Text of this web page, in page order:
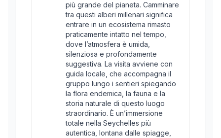
più grande del pianeta. Camminare
tra questi alberi millenari significa
entrare in un ecosistema rimasto
praticamente intatto nel tempo,
dove l’atmosfera è umida,
silenziosa e profondamente
suggestiva. La visita avviene con
guida locale, che accompagna il
gruppo lungo i sentieri spiegando
la flora endemica, la fauna e la
storia naturale di questo luogo
straordinario. È un’immersione
totale nella Seychelles più
autentica, lontana dalle spiagge,